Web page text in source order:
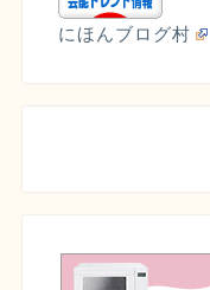
にほんブログ村